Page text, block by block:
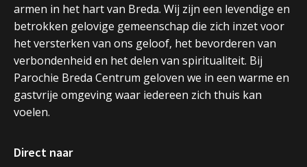
armen in het hart van Breda. Wij zijn een levendige en
betrokken gelovige gemeenschap die zich inzet voor
het versterken van ons geloof, het bevorderen van
verbondenheid en het delen van spiritualiteit. Bij
Parochie Breda Centrum geloven we in een warme en
gastvrije omgeving waar iedereen zich thuis kan
voelen.
Direct naar